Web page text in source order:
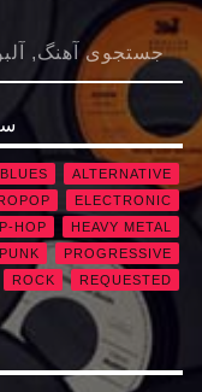
ALTERNATIVE
BLUES
ELECTRONIC
HEAVY METAL
HOP
PROGRESSIVE
PUNK
REQUESTED
ROCK